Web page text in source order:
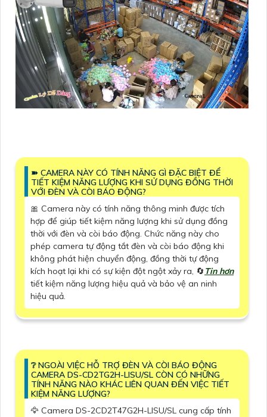
➽ CAMERA NÀY CÓ TÍNH NĂNG GÌ ĐẶC BIỆT ĐỂ
TIẾT KIỆM NĂNG LƯỢNG KHI SỬ DỤNG ĐỒNG THỜI
VỚI ĐÈN VÀ CÒI BÁO ĐỘNG?
🎀 Camera này có tính năng thông minh được tích
hợp để giúp tiết kiệm năng lượng khi sử dụng đồng
thời với đèn và còi báo động. Chức năng này cho
phép camera tự động tắt đèn và còi báo động khi
không phát hiện chuyển động, đồng thời tự động
kích hoạt lại khi có sự kiện đột ngột xảy ra, 🔄Tin hơn
tiết kiệm năng lượng hiệu quả và bảo vệ an ninh
hiệu quả.
❔ NGOÀI VIỆC HỖ TRỢ ĐÈN VÀ CÒI BÁO ĐỘNG
CAMERA DS-CD2TG2H-LISU/SL CÒN CÓ NHỮNG
TÍNH NĂNG NÀO KHÁC LIÊN QUAN ĐẾN VIỆC TIẾT
KIỆM NĂNG LƯỢNG?
🦅 Camera DS-2CD2T47G2H-LISU/SL cung cấp tính